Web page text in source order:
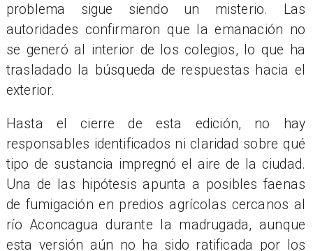
problema sigue siendo un misterio. Las
autoridades confirmaron que la emanación no
se generó al interior de los colegios, lo que ha
trasladado la búsqueda de respuestas hacia el
exterior.
Hasta el cierre de esta edición, no hay
responsables identificados ni claridad sobre qué
tipo de sustancia impregnó el aire de la ciudad.
Una de las hipótesis apunta a posibles faenas
de fumigación en predios agrícolas cercanos al
río Aconcagua durante la madrugada, aunque
esta versión aún no ha sido ratificada por los